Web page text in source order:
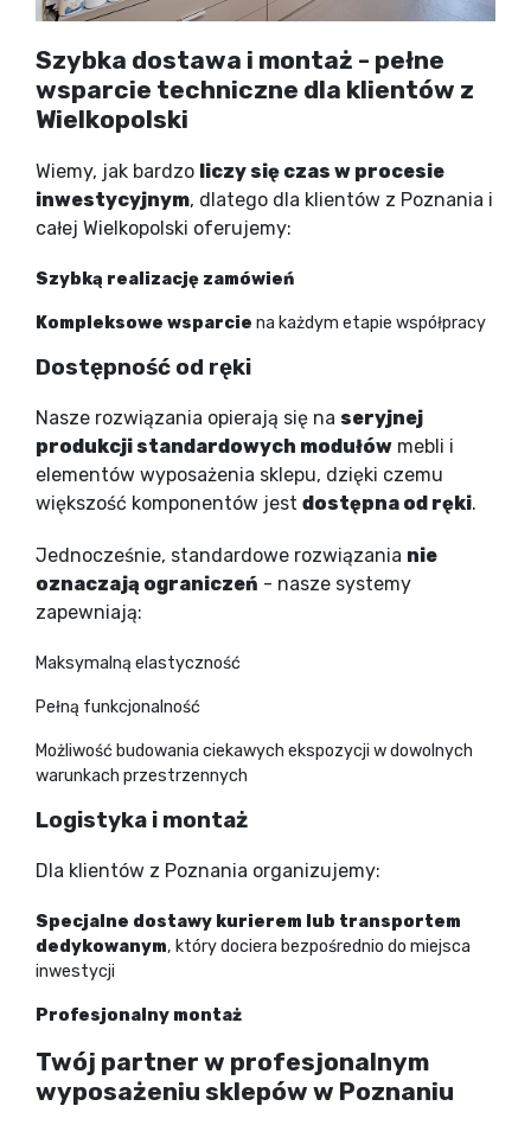
Szybka dostawa i montaż - pełne
wsparcie techniczne dla klientów z
Wielkopolski
Wiemy, jak bardzo liczy się czas w procesie
inwestycyjnym, dlatego dla klientów z Poznania i
całej Wielkopolski oferujemy:
Szybką realizację zamówień
Kompleksowe wsparcie na każdym etapie współpracy
Dostępność od ręki
Nasze rozwiązania opierają się na seryjnej
produkcji standardowych modułów mebli i
elementów wyposażenia sklepu, dzięki czemu
większość komponentów jest dostępna od ręki.
Jednocześnie, standardowe rozwiązania nie
oznaczają ograniczeń - nasze systemy
zapewniają:
Maksymalną elastyczność
Pełną funkcjonalność
Możliwość budowania ciekawych ekspozycji w dowolnych
warunkach przestrzennych
Logistyka i montaż
Dla klientów z Poznania organizujemy:
Specjalne dostawy kurierem lub transportem
dedykowanym, który dociera bezpośrednio do miejsca
inwestycji
Profesjonalny montaż
Twój partner w profesjonalnym
wyposażeniu sklepów w Poznaniu